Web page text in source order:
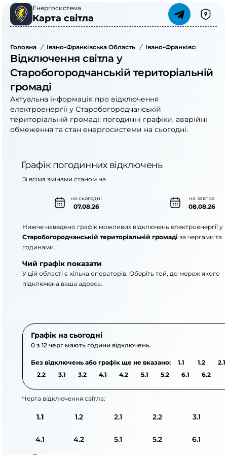
Енергосистема
Карта світла
Головна / Івано-Франківська Область / Івано-Франківський
Відключення світла у
Старобогородчанській територіальній
громаді
Актуальна інформація про відключення
електроенергії у Старобогородчанській
територіальній громаді: погодинні графіки, аварійні
обмеження та стан енергосистеми на сьогодні.
Графік погодинних відключень
на сьогодні
07.08.26
на завтра
08.08.26
Зі всіма змінами станом на
Нижче наведено графік можливих відключень електроенергії у
Старобогородчанській територіальній громаді за чергами та
годинами.
Чий графік показати
У цій області є кілька операторів. Оберіть той, до мереж якого
підключена ваша адреса.
Графік на сьогодні
0 з 12 черг мають години відключень.
Без відключень або графік ще не вказано: 1.1 1.2
2.1
2.2
3.1 3.2 4.1 4.2 5.1 5.2 6.1 6.2
Черга відключення світла:
1.1 1.2 2.1 2.2 3.1
4.1 4.2 5.1 5.2 6.1